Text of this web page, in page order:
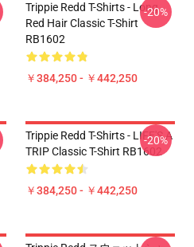
Trippie Redd T-Shirts - Long
Red Hair Classic T-Shirt
RB1602
￥384,250 - ￥442,250
-20%
Trippie Redd T-Shirts - LIFE'S A
TRIP Classic T-Shirt RB1602
￥384,250 - ￥442,250
-20%